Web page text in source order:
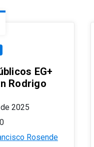
EG+
Rodrigo
2025
Rosende